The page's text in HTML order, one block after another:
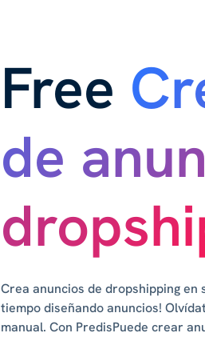
Free
de
Crea anuncios de dropshipping en
tiempo diseñando anuncios!
manual. Con PredisPuede crear